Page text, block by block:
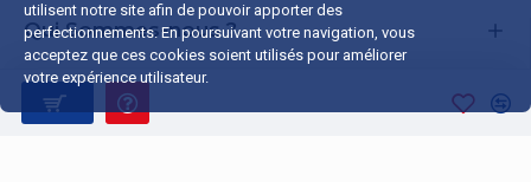
Qui Sommes-nous ?
Liens Utiles
utilisent notre site afin de pouvoir apporter des
perfectionnements. En poursuivant votre navigation, vous
acceptez que ces cookies soient utilisés pour améliorer
votre expérience utilisateur.